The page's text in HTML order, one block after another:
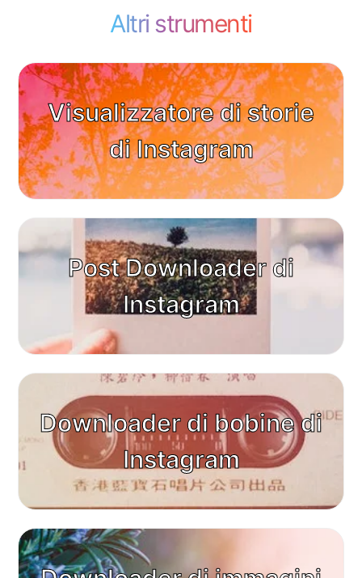
Altri strumenti
Visualizzatore di storie
di Instagram
Post Downloader di
Instagram
Downloader di bobine di
Instagram